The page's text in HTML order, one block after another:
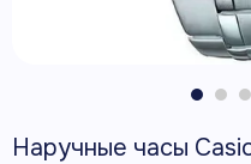
Наручные часы